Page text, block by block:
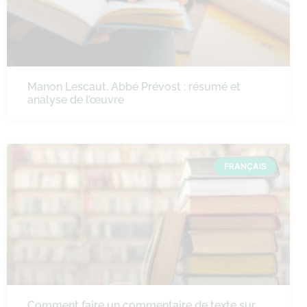
Manon Lescaut, Abbé Prévost : résumé et
analyse de l’œuvre
FRANÇAIS